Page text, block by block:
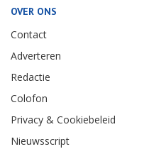
OVER ONS
Contact
Adverteren
Redactie
Colofon
Privacy & Cookiebeleid
Nieuwsscript